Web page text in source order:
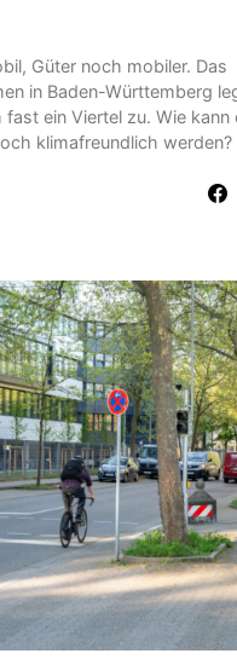
Güter noch mobiler. Das
in Baden-Württemberg
ein Viertel zu. Wie kann
klimafreundlich werden?